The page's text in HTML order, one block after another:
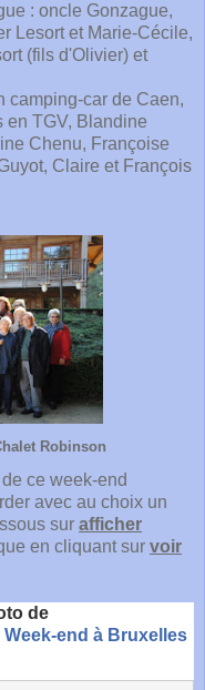
: oncle Gonzague,
Lesort et Marie-Cécile,
(fils d'Olivier) et
camping-car de Caen,
en TGV, Blandine
Chenu, Françoise
Claire et François
Robinson
ce week-end
avec au choix un
sur afficher
en cliquant sur voir
de
Week-end à Bruxelles